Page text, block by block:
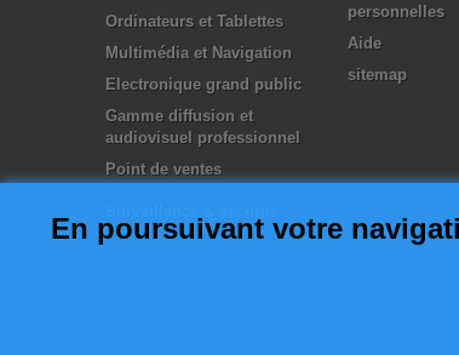
Ordinateurs et Tablettes
Multimédia et Navigation
Electronique grand public
Gamme diffusion et
audiovisuel professionnel
Point de ventes
personnelles
Aide
sitemap
En poursuivant votre